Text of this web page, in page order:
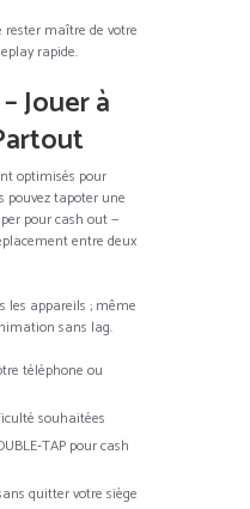
rester maître de votre
rapide.
Jouer à
optimisés pour
pouvez tapoter une
pour cash out —
entre deux
les appareils ; même
sans lag.
téléphone ou
souhaitées
pour cash
quitter votre siège